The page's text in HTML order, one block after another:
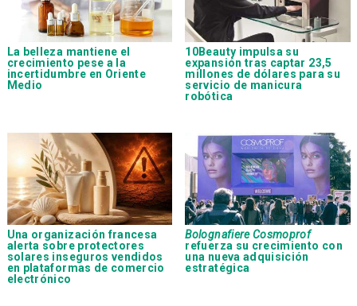
La belleza mantiene el
crecimiento pese a la
incertidumbre en Oriente
Medio
10Beauty impulsa su
expansión tras captar 23,5
millones de dólares para su
servicio de manicura
robótica
Una organización francesa
alerta sobre protectores
solares inseguros vendidos
en plataformas de comercio
electrónico
Bolognafiere Cosmoprof
refuerza su crecimiento con
una nueva adquisición
estratégica